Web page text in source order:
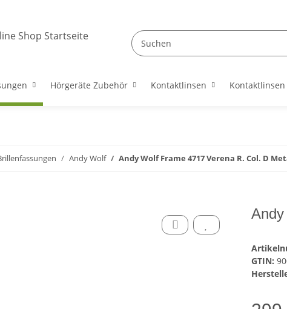
Hörgeräte Zubehör Kontaktlinsen
Andy Wolf Andy Wolf Frame 4717 Verena R. Col. D
GTIN: